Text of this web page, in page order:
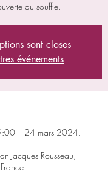
du souffle.
sont closes
événements
– 24 mars 2024,
Jacques Rousseau,